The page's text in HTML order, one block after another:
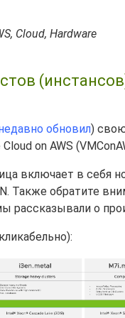
Cloud, Hardware
обновил)
on AWS
включает в себя
Также обратите
рассказывали о